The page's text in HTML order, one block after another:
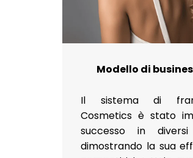
Modello di
Il sistema di
Cosmetics è stato
successo in
dimostrando la sua